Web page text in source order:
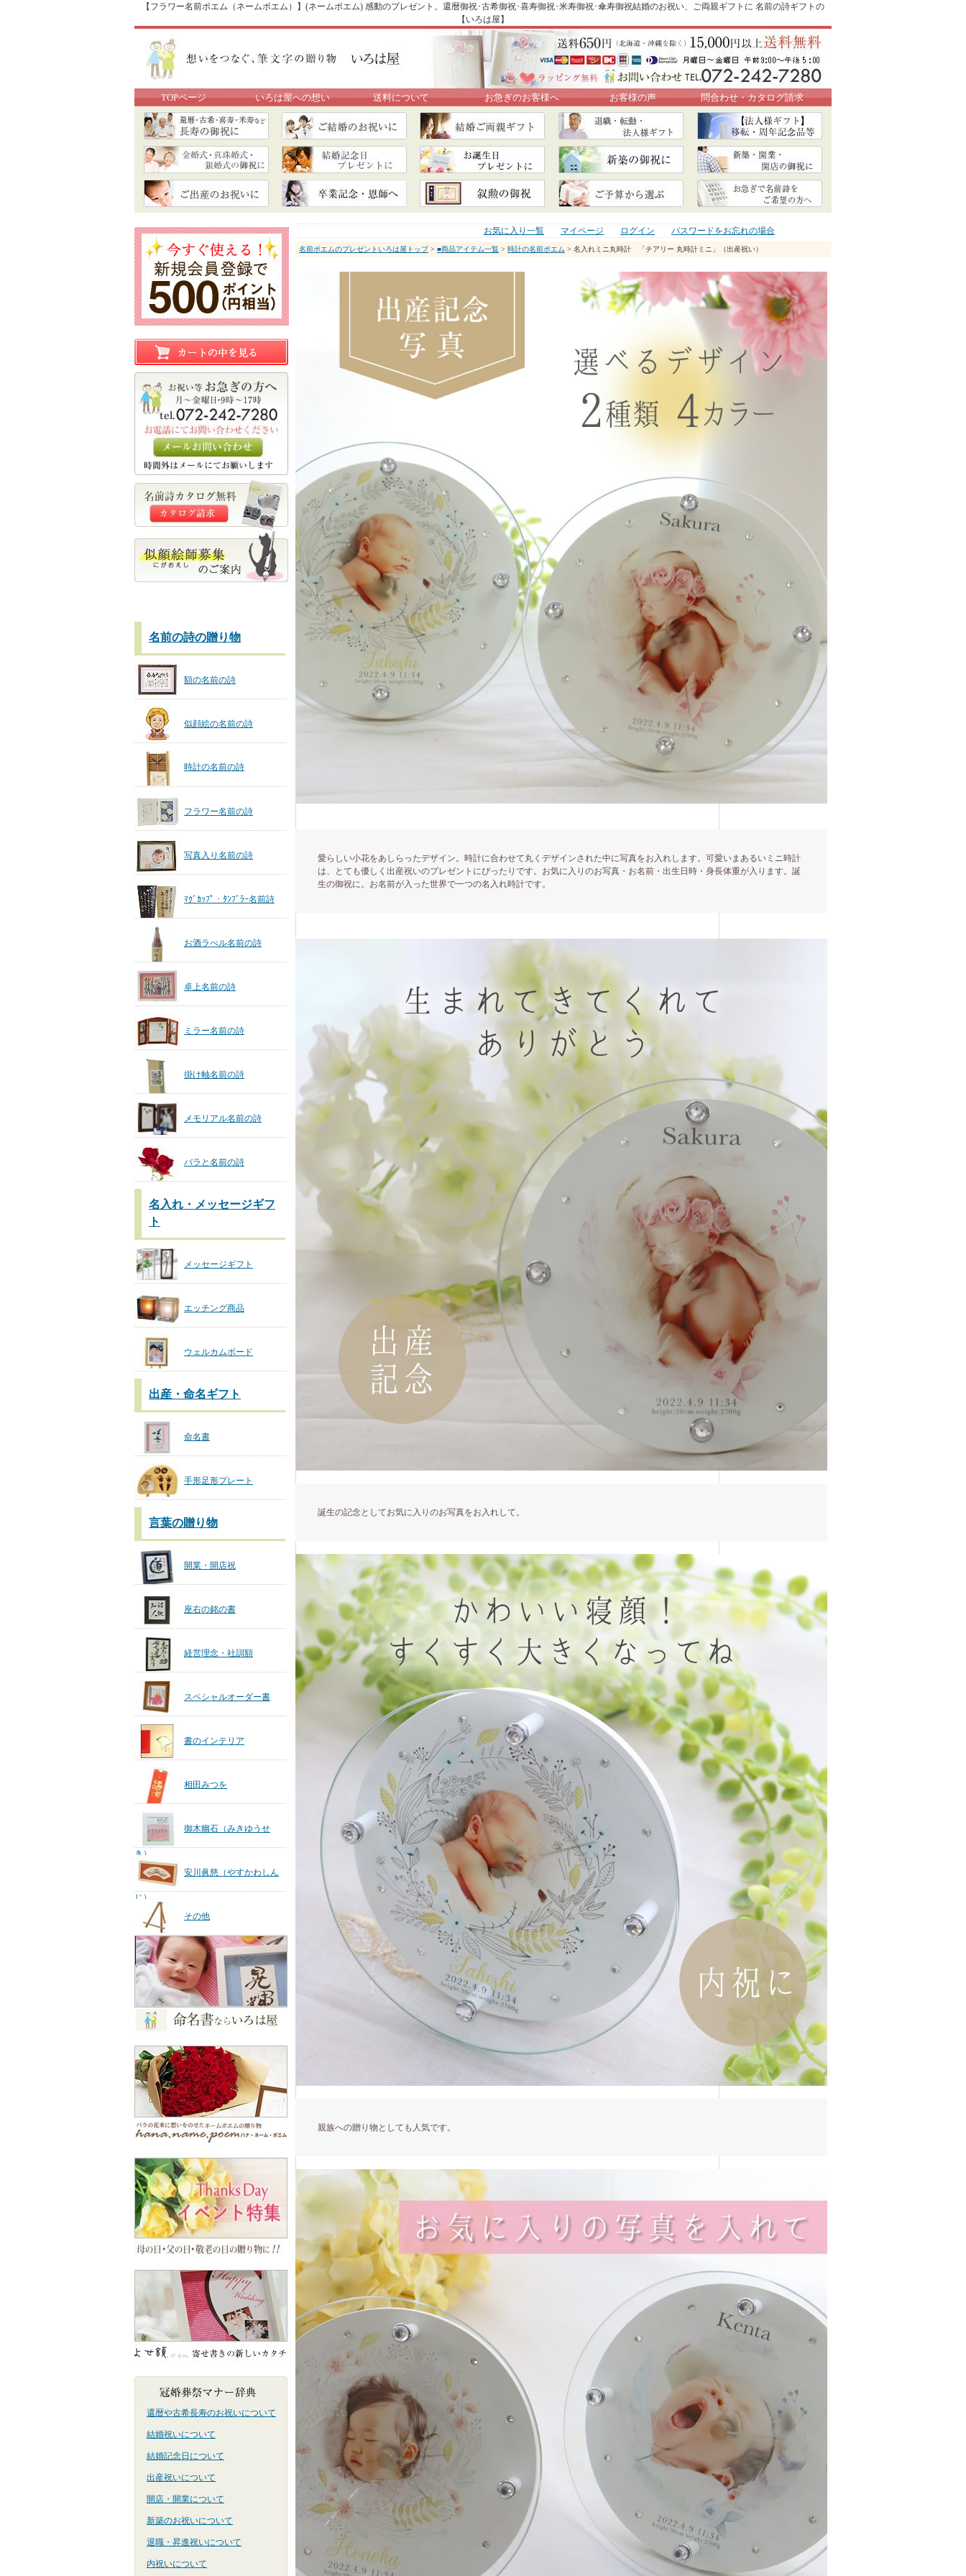
【フラワー名前ポエム（ネームポエム）】(ネームポエム) 感動のプレゼント。還暦御祝･古希御祝･喜寿御祝･米寿御祝･傘寿御祝結婚のお祝い、ご両親ギフトに 名前の詩ギフトの
【いろは屋】
TOPページ いろは屋への想い 送料について お急ぎのお客様へ お客様の声 問合わせ・カタログ請求
名前の詩の贈り物
額の名前の詩
似顔絵の名前の詩
時計の名前の詩
フラワー名前の詩
写真入り名前の詩
ﾏｸﾞｶｯﾌﾟ・ﾀﾝﾌﾞﾗｰ名前詩
お酒ラべル名前の詩
卓上名前の詩
ミラー名前の詩
掛け軸名前の詩
メモリアル名前の詩
バラと名前の詩
名入れ・メッセージギフ
ト
メッセージギフト
エッチング商品
ウェルカムボード
出産・命名ギフト
命名書
手形足形プレート
言葉の贈り物
開業・開店祝
座右の銘の書
経営理念・社訓額
スペシャルオーダー書
書のインテリア
相田みつを
御木幽石（みきゆうせ
き）
安川眞慈（やすかわしん
じ）
その他
還暦や古希長寿のお祝いについて
結婚祝いについて
結婚記念日について
出産祝いについて
開店・開業について
新築のお祝いについて
退職・昇進祝いについて
内祝いについて
お気に入り一覧 マイページ ログイン パスワードをお忘れの場合
名前ポエムのプレゼントいろは屋トップ> ■商品アイテム一覧 > 時計の名前ポエム > 名入れミニ丸時計 「チアリー 丸時計ミニ」（出産祝い）
愛らしい小花をあしらったデザイン。時計に合わせて丸くデザインされた中に写真をお入れします。可愛いまあるいミニ時計
は、とても優しく出産祝いのプレゼントにぴったりです。お気に入りのお写真・お名前・出生日時・身長体重が入ります。誕
生の御祝に。お名前が入った世界で一つの名入れ時計です。
誕生の記念としてお気に入りのお写真をお入れして。
親族への贈り物としても人気です。